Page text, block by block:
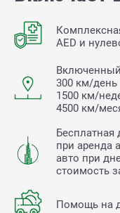
AED и
300 км/день
1500 км/
4500 км/
Бесплатная
при аренда
авто при
стоимость
Помощь на